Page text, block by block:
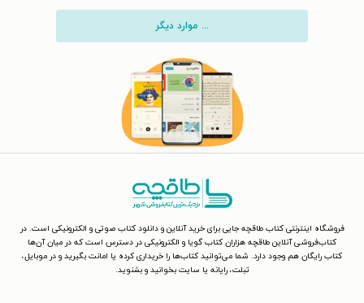
... موارد دیگر
فروشگاه اینترنتی کتاب طاقچه جایی برای خرید آنلاین و دانلود کتاب صوتی و الکترونیکی است. در
کتاب‌فروشی آنلاین طاقچه هزاران کتاب گویا و الکترونیکی در دسترس است که در میان آن‌ها
کتاب رایگان هم وجود دارد. شما می‌توانید کتاب‌ها را خریداری کرده یا امانت بگیرید و در موبایل،
تبلت، رایانه یا سایت بخوانید و بشنوید.